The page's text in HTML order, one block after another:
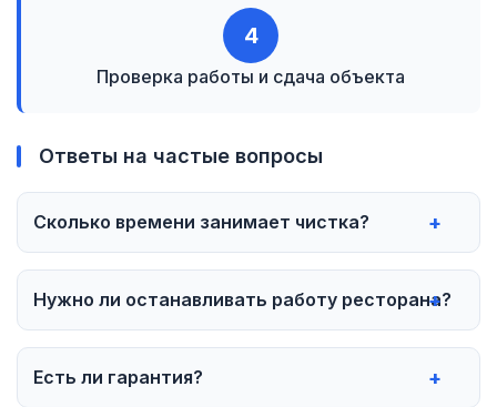
4
Проверка работы и сдача объекта
Ответы на частые вопросы
Сколько времени занимает чистка?
Нужно ли останавливать работу ресторана?
Есть ли гарантия?